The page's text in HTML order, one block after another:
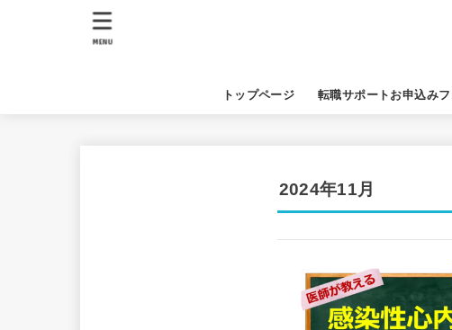
トップページ 転職サポートお申込み
MENU
2024年11月